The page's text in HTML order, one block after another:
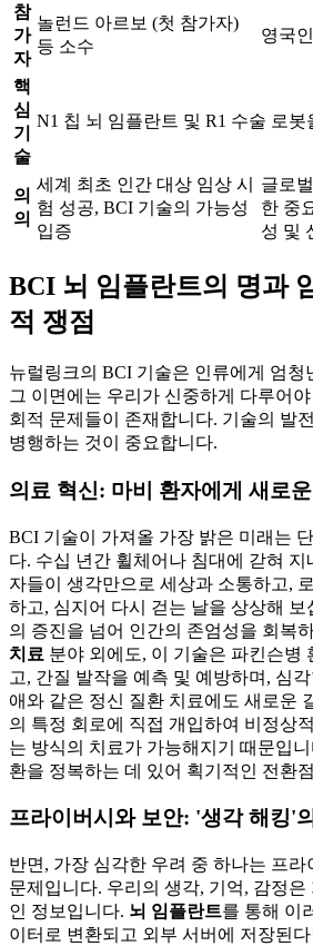
참
가
자
놀런드 아르보 (첫 참가자)
등 소수
영국
핵
심
기
술
N1 칩 뇌 임플란트 및 R1 수술 로
의
의
세계 최초 인간 대상 임상 시
험 성공, BCI 기술의 가능성
입증
글로
한 중
성 및
BCI 뇌 임플란트의 명과
적 쟁점
뉴럴링크의 BCI 기술은 인류에게 엄청
그 이면에는 우리가 신중하게 다루어
회적 문제들이 존재합니다. 기술의 발
병행하는 것이 중요합니다.
의료 혁신: 마비 환자에게 새로
BCI 기술이 가져올 가장 밝은 미래는
다. 수십 년간 휠체어나 침대에 갇혀
자들이 생각만으로 세상과 소통하고,
하고, 심지어 다시 걷는 날을 상상해 보
의 증진을 넘어 인간의 존엄성을 회복
치료 분야 외에도, 이 기술은 파킨슨병
고, 간질 발작을 예측 및 예방하며, 심
애와 같은 정신 질환 치료에도 새로운
의 특정 회로에 직접 개입하여 비정상
는 방식의 치료가 가능해지기 때문입
환을 정복하는 데 있어 획기적인 전환
프라이버시와 보안: '생각 해킹'
반면, 가장 심각한 우려 중 하나는 프
문제입니다. 우리의 생각, 기억, 감정은
인 정보입니다. 뇌 임플란트를 통해 이
이터로 변환되고 외부 서버에 저장된